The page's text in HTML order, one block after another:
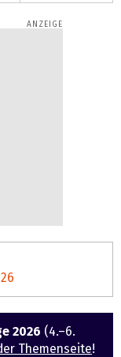
2026 (4.–6.
Themenseite!